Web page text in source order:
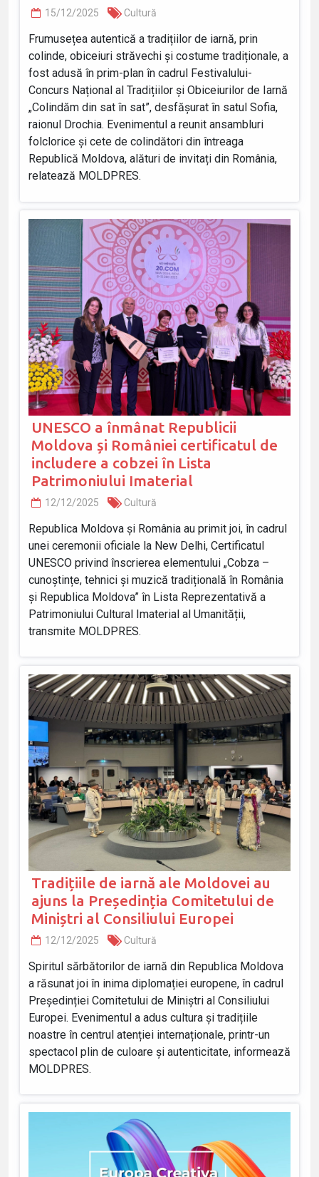
15/12/2025 Cultură
Frumusețea autentică a tradițiilor de iarnă, prin
colinde, obiceiuri străvechi și costume tradiționale, a
fost adusă în prim-plan în cadrul Festivalului-
Concurs Național al Tradițiilor și Obiceiurilor de Iarnă
„Colindăm din sat în sat”, desfășurat în satul Sofia,
raionul Drochia. Evenimentul a reunit ansambluri
folclorice și cete de colindători din întreaga
Republică Moldova, alături de invitați din România,
relatează MOLDPRES.
UNESCO a înmânat Republicii
Moldova și României certificatul de
includere a cobzei în Lista
Patrimoniului Imaterial
12/12/2025 Cultură
Republica Moldova și România au primit joi, în cadrul
unei ceremonii oficiale la New Delhi, Certificatul
UNESCO privind înscrierea elementului „Cobza –
cunoștințe, tehnici și muzică tradițională în România
și Republica Moldova” în Lista Reprezentativă a
Patrimoniului Cultural Imaterial al Umanității,
transmite MOLDPRES.
Tradițiile de iarnă ale Moldovei au
ajuns la Președinția Comitetului de
Miniștri al Consiliului Europei
12/12/2025 Cultură
Spiritul sărbătorilor de iarnă din Republica Moldova
a răsunat joi în inima diplomației europene, în cadrul
Președinției Comitetului de Miniștri al Consiliului
Europei. Evenimentul a adus cultura și tradițiile
noastre în centrul atenției internaționale, printr-un
spectacol plin de culoare și autenticitate, informează
MOLDPRES.